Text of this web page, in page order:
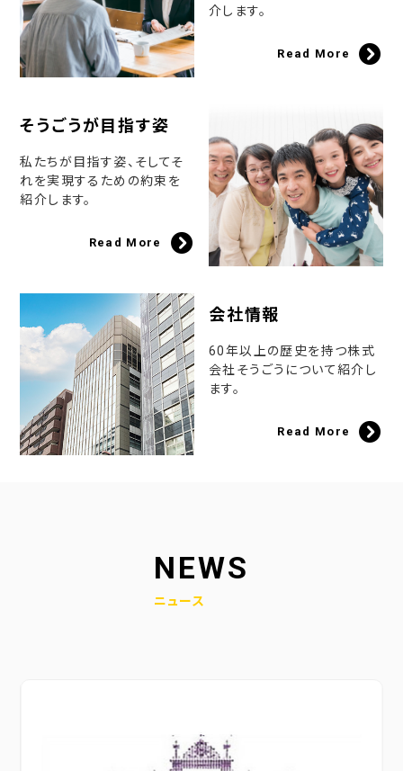
介します。
Read More
そうごうが目指す姿
私たちが目指す姿、そしてそ
れを実現するための約束を
紹介します。
Read More
会社情報
60年以上の歴史を持つ株式
会社そうごうについて紹介し
ます。
Read More
NEWS
ニュース